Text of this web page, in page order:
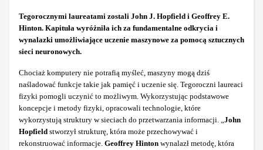
Tegorocznymi laureatami zostali John J. Hopfield i Geoffrey E.
Hinton. Kapituła wyróżniła ich za fundamentalne odkrycia i
wynalazki umożliwiające uczenie maszynowe za pomocą sztucznych
sieci neuronowych.
Chociaż komputery nie potrafią myśleć, maszyny mogą dziś
naśladować funkcje takie jak pamięć i uczenie się. Tegoroczni laureaci
fizyki pomogli uczynić to możliwym. Wykorzystując podstawowe
koncepcje i metody fizyki, opracowali technologie, które
wykorzystują struktury w sieciach do przetwarzania informacji. „John
Hopfield stworzył strukturę, która może przechowywać i
rekonstruować informacje. Geoffrey Hinton wynalazł metodę, która